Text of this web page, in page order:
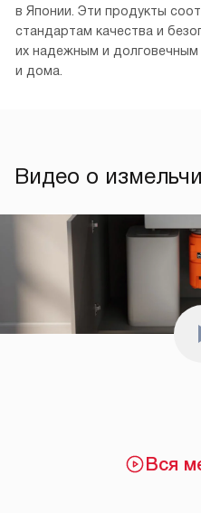
в Японии. Эти продукты
стандартам качества и
их надежным и
и дома.
Видео о
Вся